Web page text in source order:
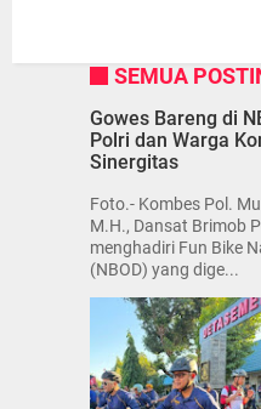
SEMUA
Gowes Bareng di
Polri dan Warga
Sinergitas
Foto.- Kombes Pol.
M.H., Dansat Brimob
menghadiri Fun Bike
(NBOD) yang dige...